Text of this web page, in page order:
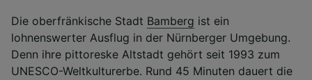
Die oberfränkische Stadt Bamberg ist ein
lohnenswerter Ausflug in der Nürnberger Umgebung.
Denn ihre pittoreske Altstadt gehört seit 1993 zum
UNESCO-Weltkulturerbe. Rund 45 Minuten dauert die